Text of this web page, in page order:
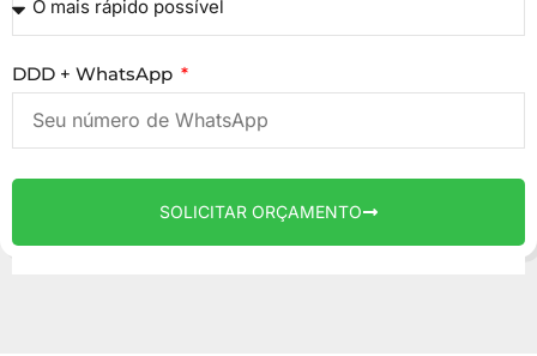
DDD + WhatsApp
SOLICITAR ORÇAMENTO